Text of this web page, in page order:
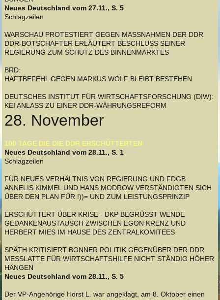
Neues Deutschland vom 27.11., S. 5
Schlagzeilen
WARSCHAU PROTESTIERT GEGEN MASSNAHMEN DER DDR
DDR-BOTSCHAFTER ERLÄUTERT BESCHLUSS SEINER
REGIERUNG ZUM SCHUTZ DES BINNENMARKTES
BRD:
HAFTBEFEHL GEGEN MARKUS WOLF BLEIBT BESTEHEN
DEUTSCHES INSTITUT FÜR WIRTSCHAFTSFORSCHUNG (DIW):
KEI ANLASS ZU EINER DDR-WÄHRUNGSREFORM
28. November
100 TAGE DIE DIE DDR ERSCHÜTTERTEN
Neues Deutschland vom 28.11., S. 1
Schlagzeilen
FÜR NEUES VERHÄLTNIS VON REGIERUNG UND FDGB
ANNELIS KIMMEL UND HANS MODROW VERSTÄNDIGTEN SICH
ÜBER DEN PLAN FÜR !))= UND ZUM LEISTUNGSPRINZIP
ERSCHÜTTERT ÜBER KRISE - DKP BEGRÜSST WENDE
GEDANKENAUSTAUSCH ZWISCHEN EGON KRENZ UND
HERBERT MIES IM HAUSE DES ZENTRALKOMITEES
SPÄTH KRITISIERT BONNER POLITIK GEGENÜBER DER DDR
MESSLATTE FÜR WIRTSCHAFTSHILFE NICHT STÄNDIG HÖHER
HÄNGEN
Neues Deutschland vom 28.11., S. 5
Der VP-Angehörige Horst L. war angeklagt, am 8. Oktober einen